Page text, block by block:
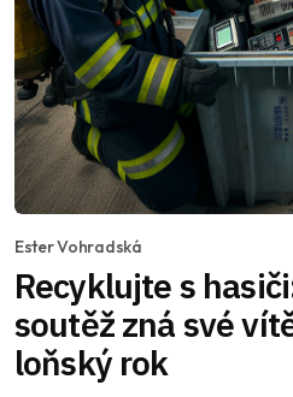
Ester Vohradská
Recyklujte s
soutěž zná své
loňský rok